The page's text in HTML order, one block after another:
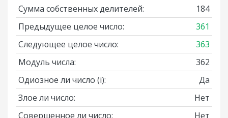
Сумма собственных делителей:
184
Предыдущее целое число:
361
Следующее целое число:
363
Модуль числа:
362
Одиозное ли число (i):
Да
Злое ли число:
Нет
Совершенное ли число:
Нет